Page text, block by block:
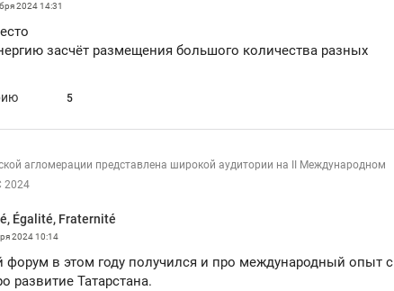
202414:31
засчёт размещения большого количества разных
5
агломерации представлена широкой аудитории на II Международном
2024
Égalité, Fraternité
202410:14
форум в этом году получился и про международный опыт с
развитие Татарстана.